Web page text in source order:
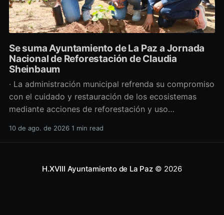
Se suma Ayuntamiento de La Paz a Jornada
Nacional de Reforestación de Claudia
Sheinbaum
· La administración municipal refrenda su compromiso
con el cuidado y restauración de los ecosistemas
mediante acciones de reforestación y uso
Jornada Nacional de Reforestación “Sembrando Vida”,
entidades
10 de ago. de 2026 1 min read
H.XVIII Ayuntamiento de La Paz© 2026